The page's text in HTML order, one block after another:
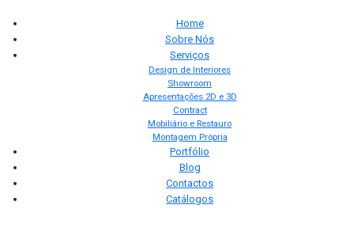
Home
Sobre Nós
Serviços
Design de Interiores
Showroom
Apresentações 2D e 3D
Contract
Mobiliário e Restauro
Montagem Própria
Portfólio
Blog
Contactos
Catálogos